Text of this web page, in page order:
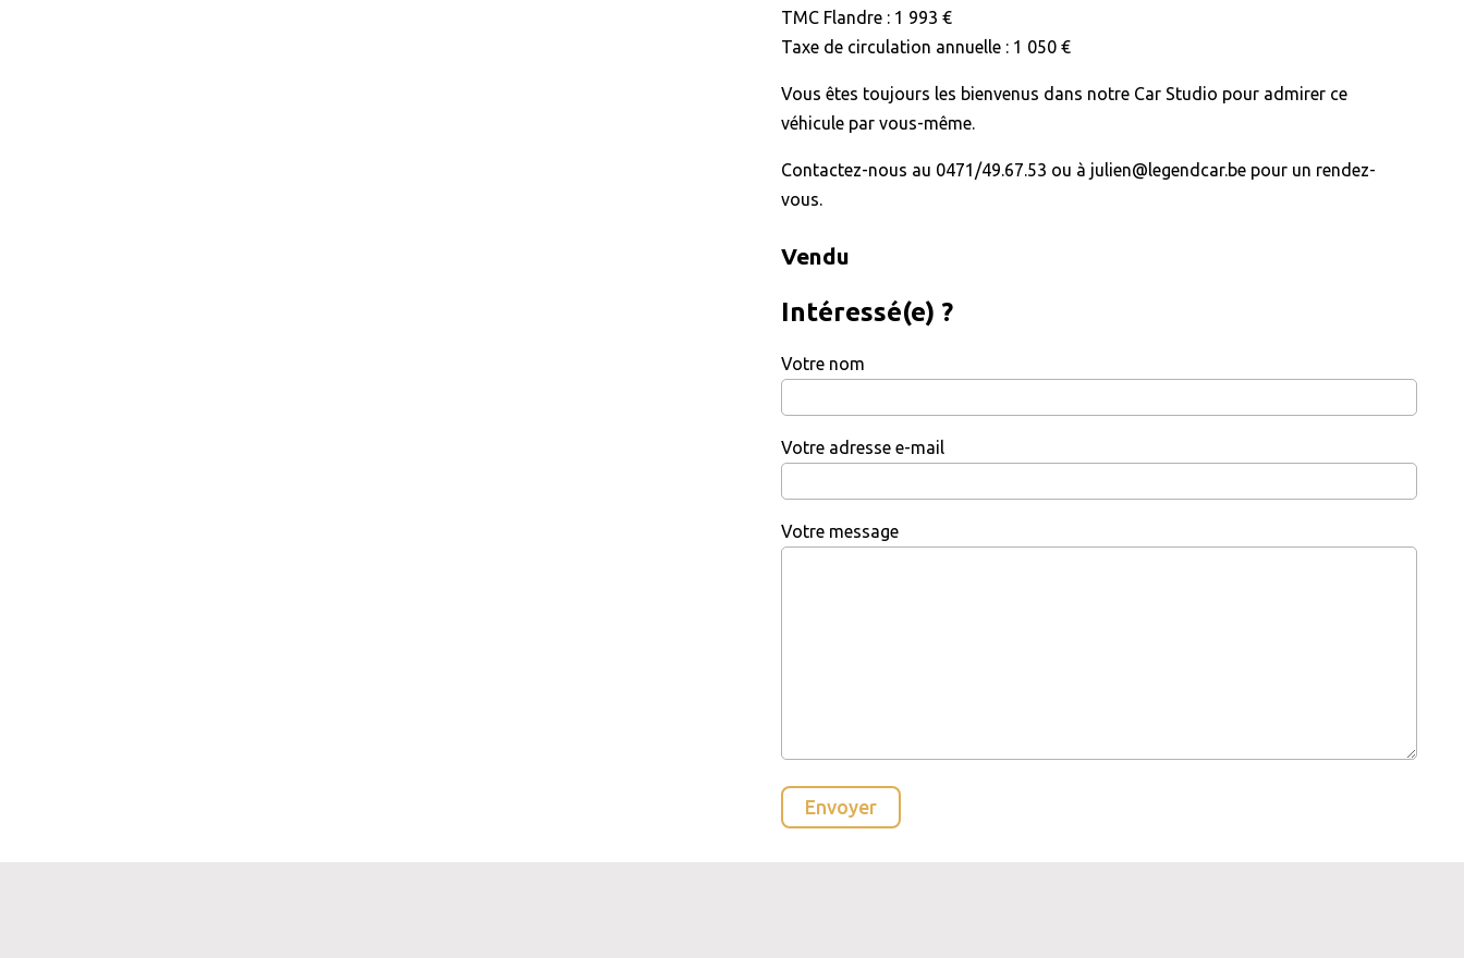
TMC Flandre : 1 993 €
Taxe de circulation annuelle : 1 050 €
Vous êtes toujours les bienvenus dans notre Car Studio pour admirer ce
véhicule par vous-même.
Contactez-nous au 0471/49.67.53 ou à julien@legendcar.be pour un rendez-
vous.
Vendu
Intéressé(e) ?
Votre nom
Votre adresse e-mail
Votre message